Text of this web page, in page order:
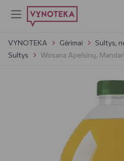
VYNOTEKA Gėrimai
Sultys,
Sultys
Wosana Apelsinų,